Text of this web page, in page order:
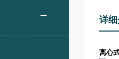
详
离心